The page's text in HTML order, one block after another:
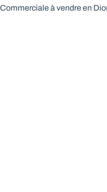
Commerciale à vendre en